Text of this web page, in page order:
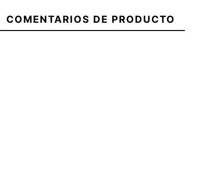
FCSII
Tabla SSB Fish
To The FCSII 5Q
Tabla SSB The
Captain FCSII
COMENTARIOS DE PRODUCTO